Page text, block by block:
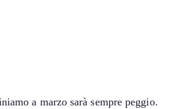
a marzo sarà sempre peggio.